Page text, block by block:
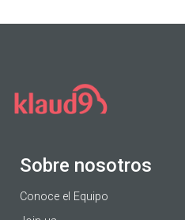
Sobre nosotros
Conoce el Equipo